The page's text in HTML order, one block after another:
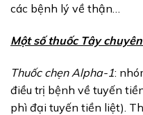
các bệnh lý về thận…
Một số thuốc Tây
Thuốc chẹn Alpha-1:
điều trị bệnh về tuyến
phì đại tuyến tiền liệt).